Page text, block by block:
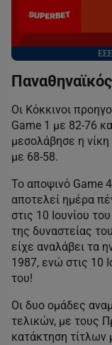
Οι Κόκκινοι
Game 1 με 82-76
μεσολάβησε η
με 68-58.
Το αποψινό Game
αποτελεί ημέρα
στις 10 Ιουνίου
της δυναστείας
είχε αναλάβει τα
1987, ενώ στις 10
του!
Οι δυο ομάδες
τελικών, με τους
κατάκτηση τίτλων